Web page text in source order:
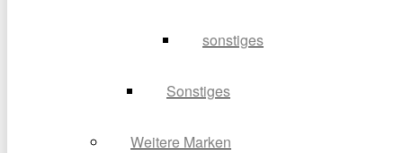
sonstiges
Sonstiges
Weitere Marken